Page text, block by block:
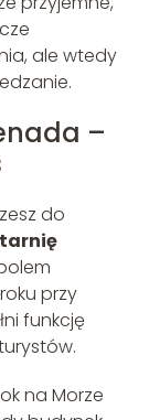
ale wtedy
–
do
przy
funkcję
na Morze